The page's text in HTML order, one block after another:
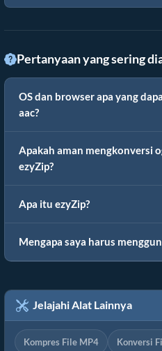
Pertanyaan yang sering
OS dan browser apa yang
aac?
Apakah aman mengkonversi
ezyZip?
Apa itu ezyZip?
Mengapa saya harus
Jelajahi Alat Lainnya
Kompres File MP4 Konversi